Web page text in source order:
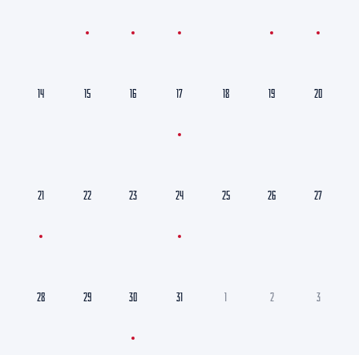
14 15 16 17 18 19 20
21 22 23 24 25 26 27
28 29 30 31 1 2 3